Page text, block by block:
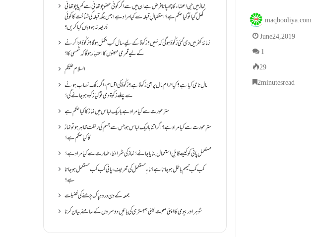
maqbooliya.com
June 24, 2019
1
29
2 minutes read
نماز میں جن اعضاء کا چھپانا فرض ہے ان میں سے اگر کوئی عضو چوتھائی سے کم یا چوتھائی
کھل گیا تو کیا حکم ہے؟استقبالِ قبلہ سے کیا مراد ہے؟جس جگہ قبلہ کی شناخت کا کوئی
ذریعہ نہ ہو وہاں کیا کریں؟
زمانۂ کفر میں دی گئی زکٰوۃ ہو گی کہ نہیں؟زکٰوۃ کے لیے سال کب مکمل ہو گا؟زکٰوۃ ادا کرنے
کے لیے قمری مہینوں کا اعتبار ہو گا کہ شمسی کا؟
السلام علیکم
مالِ نامی کیا ہے؟ کیا حرام مال پر بھی زکوۃ ہے؟ زکٰوۃ کی اقسام ،اگر مالک نصاب ہونے
سے پہلے زکٰوۃ دی تو کیا زکوه ہو جائےگی؟
ستر عورت سے کیا مراد ہے باریک لباس میں نماز کا کیا حکم ہے
سترِ عورت سے کیا مراد ہے؟اگر اتنا باریک لباس ہو جس سے جسم کی رنگت ظاہر ہو تو نماز
کا کیا حکم ہے؟
مستعمل پانی کو کیسے قابلِ استعمال بنایا جائے؟ نماز کی شرائط ،طہارت سے کیا مراد ہے؟
کب کب تیمم باطل ہو جاتا ہے؟ ماءِ مستعمل کی تعریف ،پانی کب کب مستعمل ہو جاتا
ہے؟
جمعہ کے دن درود پاک پڑھنے کی فضیلت
شوہر اور بیوی کا اپنی صحبت یعنی ہمبستری کی باتیں دوسروں کے سامنے بیان کرنا